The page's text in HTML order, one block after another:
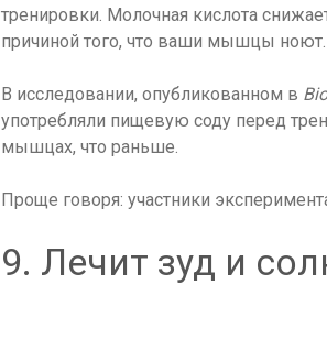
тренировки. Молочная кислота
причиной того, что ваши мышцы ноют.
В исследовании, опубликованном в
употребляли пищевую соду перед
мышцах, что раньше.
Проще говоря: участники
9. Лечит зуд и